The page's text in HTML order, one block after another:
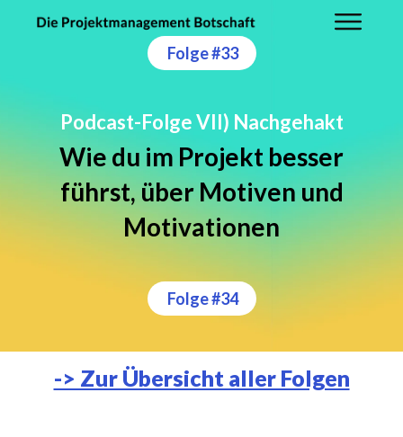
Folge #33
Podcast-Folge VII) Nachgehakt
Wie du im Projekt besser
führst, über Motiven und
Motivationen
Folge #34
-> Zur Übersicht aller Folgen